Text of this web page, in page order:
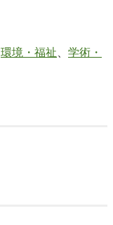
環境・福祉、 学術・